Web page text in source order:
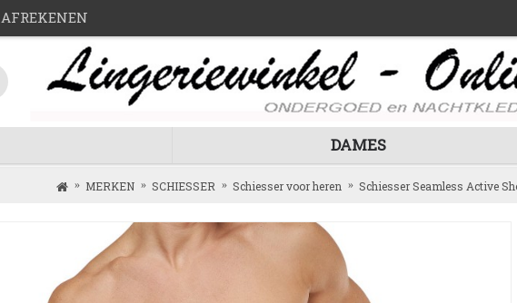
AFREKENEN
DAMES
MERKEN SCHIESSER Schiesser voor heren Schiesser Seamless Active